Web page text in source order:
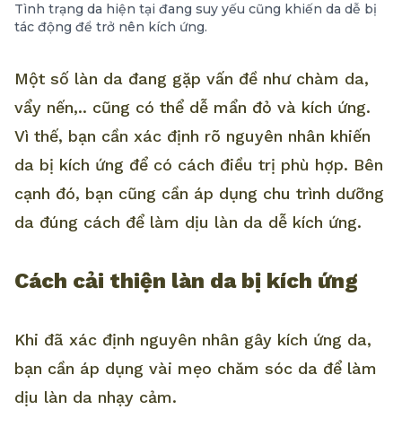
Tình trạng da hiện tại đang suy yếu cũng khiến da dễ bị
tác động để trở nên kích ứng.
Một số làn da đang gặp vấn đề như chàm da,
vẩy nến,.. cũng có thể dễ mẩn đỏ và kích ứng.
Vì thế, bạn cần xác định rõ nguyên nhân khiến
da bị kích ứng để có cách điều trị phù hợp. Bên
cạnh đó, bạn cũng cần áp dụng chu trình dưỡng
da đúng cách để làm dịu làn da dễ kích ứng.
Cách cải thiện làn da bị kích ứng
Khi đã xác định nguyên nhân gây kích ứng da,
bạn cần áp dụng vài mẹo chăm sóc da để làm
dịu làn da nhạy cảm.